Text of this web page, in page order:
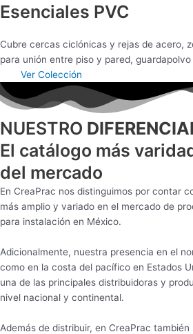
Esenciales PVC
Cubre cercas ciclónicas y rejas de acero,
para unión entre piso y pared,
Ver Colección
NUESTRO
El catálogo más
del mercado
En CreaPrac nos distinguimos por contar
más amplio y variado en el mercado de
para instalación en México.
Adicionalmente, nuestra presencia en el
como en la costa del pacífico en Estados
una de las principales distribuidoras y
nivel nacional y continental.
Además de distribuir, en CreaPrac